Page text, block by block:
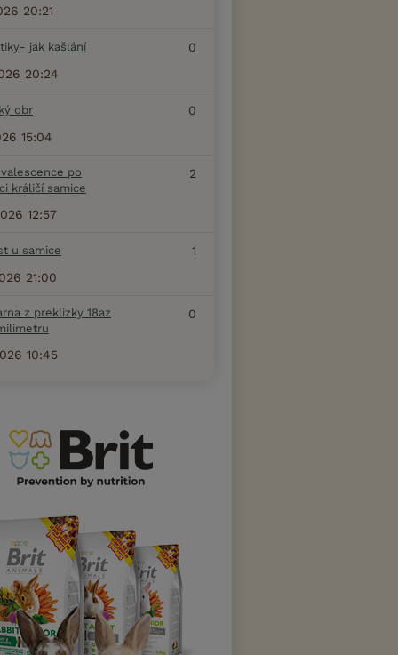
20:21
jak kašlání
0
20:24
obr
0
15:04
po
králičí samice
2
12:57
u samice
1
21:00
z preklizky 18az
0
10:45